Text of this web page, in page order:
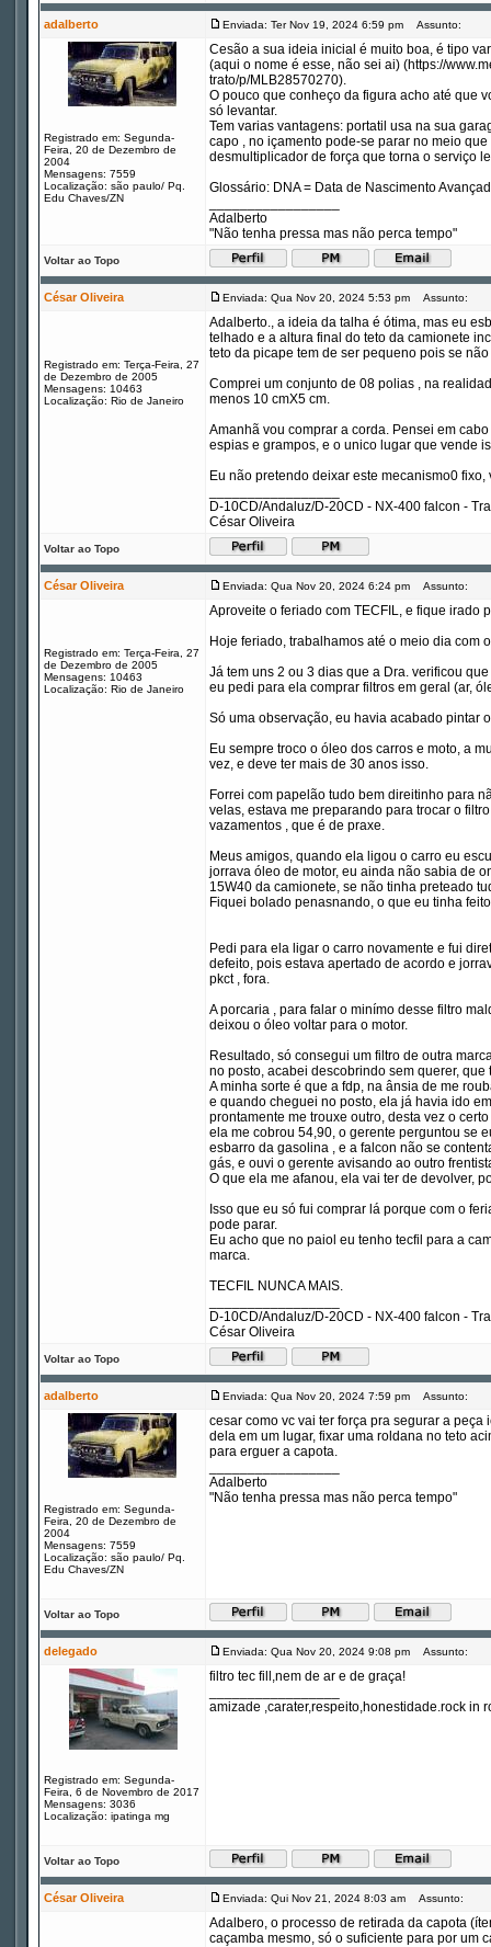
adalberto Enviada: Ter Nov 19, 2024 6:59 pm Assunto:
Registrado em: Segunda-
Feira, 20 de Dezembro de
2004
Mensagens: 7559
Localização: são paulo/ Pq.
Edu Chaves/ZN
Cesão a sua ideia inicial é muito boa, é tipo
(aqui o nome é esse, não sei ai) (https://
trato/p/MLB28570270).
O pouco que conheço da figura acho até que
só levantar.
Tem varias vantagens: portatil usa na sua
capo , no içamento pode-se parar no meio
desmultiplicador de força que torna o serviço
Glossário: DNA = Data de Nascimento
Adalberto
"Não tenha pressa mas não perca tempo"
Voltar ao Topo
César Oliveira Enviada: Qua Nov 20, 2024 5:53 pm Assunto:
Registrado em: Terça-Feira, 27
de Dezembro de 2005
Mensagens: 10463
Localização: Rio de Janeiro
Adalberto., a ideia da talha é ótima, mas eu
telhado e a altura final do teto da camionete
teto da picape tem de ser pequeno pois se
Comprei um conjunto de 08 polias , na
menos 10 cmX5 cm.
Amanhã vou comprar a corda. Pensei em
espias e grampos, e o unico lugar que vende
Eu não pretendo deixar este mecanismo0
D-10CD/Andaluz/D-20CD - NX-400 falcon -
César Oliveira
Voltar ao Topo
César Oliveira Enviada: Qua Nov 20, 2024 6:24 pm Assunto:
Registrado em: Terça-Feira, 27
de Dezembro de 2005
Mensagens: 10463
Localização: Rio de Janeiro
Aproveite o feriado com TECFIL, e fique irado
Hoje feriado, trabalhamos até o meio dia com
Já tem uns 2 ou 3 dias que a Dra. verificou
eu pedi para ela comprar filtros em geral (ar,
Só uma observação, eu havia acabado pintar
Eu sempre troco o óleo dos carros e moto, a
vez, e deve ter mais de 30 anos isso.
Forrei com papelão tudo bem direitinho para
velas, estava me preparando para trocar o
vazamentos , que é de praxe.
Meus amigos, quando ela ligou o carro eu
jorrava óleo de motor, eu ainda não sabia de
15W40 da camionete, se não tinha preteado
Fiquei bolado penasnando, o que eu tinha
Pedi para ela ligar o carro novamente e fui
defeito, pois estava apertado de acordo e
pkct , fora.
A porcaria , para falar o minímo desse filtro
deixou o óleo voltar para o motor.
Resultado, só consegui um filtro de outra
no posto, acabei descobrindo sem querer,
A minha sorte é que a fdp, na ânsia de me
e quando cheguei no posto, ela já havia ido
prontamente me trouxe outro, desta vez o
ela me cobrou 54,90, o gerente perguntou se
esbarro da gasolina , e a falcon não se
gás, e ouvi o gerente avisando ao outro
O que ela me afanou, ela vai ter de devolver,
Isso que eu só fui comprar lá porque com o
pode parar.
Eu acho que no paiol eu tenho tecfil para a
marca.
TECFIL NUNCA MAIS.
D-10CD/Andaluz/D-20CD - NX-400 falcon -
César Oliveira
Voltar ao Topo
adalberto Enviada: Qua Nov 20, 2024 7:59 pm Assunto:
Registrado em: Segunda-
Feira, 20 de Dezembro de
2004
Mensagens: 7559
Localização: são paulo/ Pq.
Edu Chaves/ZN
cesar como vc vai ter força pra segurar a
dela em um lugar, fixar uma roldana no teto
para erguer a capota.
Adalberto
"Não tenha pressa mas não perca tempo"
Voltar ao Topo
delegado Enviada: Qua Nov 20, 2024 9:08 pm Assunto:
Registrado em: Segunda-
Feira, 6 de Novembro de 2017
Mensagens: 3036
Localização: ipatinga mg
filtro tec fill,nem de ar e de graça!
amizade ,carater,respeito,honestidade.rock in
Voltar ao Topo
César Oliveira Enviada: Qui Nov 21, 2024 8:03 am Assunto:
Adalbero, o processo de retirada da capota
caçamba mesmo, só o suficiente para por um